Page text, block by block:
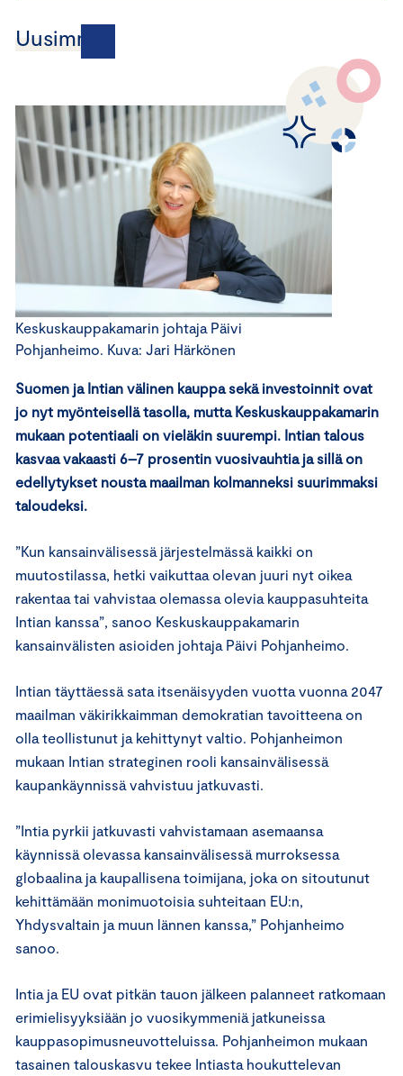
Uusimmat
Keskuskauppakamarin johtaja Päivi
Pohjanheimo. Kuva: Jari Härkönen
Suomen ja Intian välinen kauppa sekä investoinnit ovat
jo nyt myönteisellä tasolla, mutta Keskuskauppakamarin
mukaan potentiaali on vieläkin suurempi. Intian talous
kasvaa vakaasti 6–7 prosentin vuosivauhtia ja sillä on
edellytykset nousta maailman kolmanneksi suurimmaksi
taloudeksi.
”Kun kansainvälisessä järjestelmässä kaikki on
muutostilassa, hetki vaikuttaa olevan juuri nyt oikea
rakentaa tai vahvistaa olemassa olevia kauppasuhteita
Intian kanssa”, sanoo Keskuskauppakamarin
kansainvälisten asioiden johtaja Päivi Pohjanheimo.
Intian täyttäessä sata itsenäisyyden vuotta vuonna 2047
maailman väkirikkaimman demokratian tavoitteena on
olla teollistunut ja kehittynyt valtio. Pohjanheimon
mukaan Intian strateginen rooli kansainvälisessä
kaupankäynnissä vahvistuu jatkuvasti.
”Intia pyrkii jatkuvasti vahvistamaan asemaansa
käynnissä olevassa kansainvälisessä murroksessa
globaalina ja kaupallisena toimijana, joka on sitoutunut
kehittämään monimuotoisia suhteitaan EU:n,
Yhdysvaltain ja muun lännen kanssa,” Pohjanheimo
sanoo.
Intia ja EU ovat pitkän tauon jälkeen palanneet ratkomaan
erimielisyyksiään jo vuosikymmeniä jatkuneissa
kauppasopimusneuvotteluissa. Pohjanheimon mukaan
tasainen talouskasvu tekee Intiasta houkuttelevan